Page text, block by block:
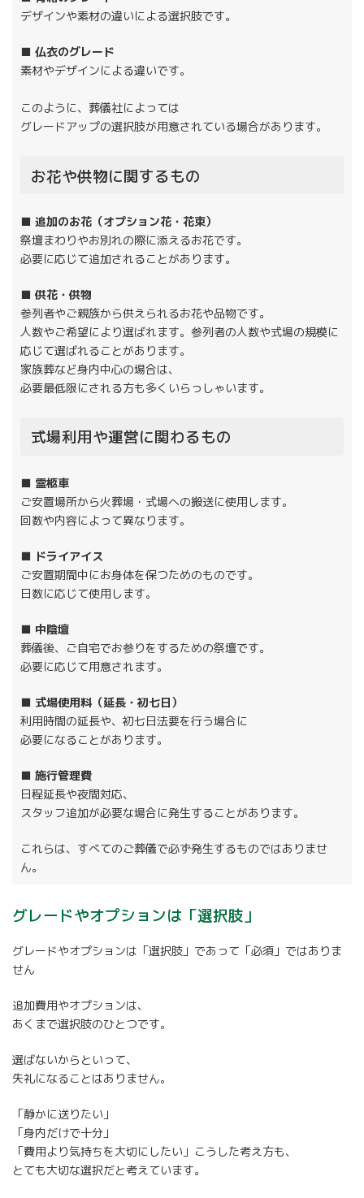
デザインや素材の違いによる選択肢です。
■ 仏衣のグレード
素材やデザインによる違いです。
このように、葬儀社によっては
グレードアップの選択肢が用意されている場合があります。
お花や供物に関するもの
■ 追加のお花（オプション花・花束）
祭壇まわりやお別れの際に添えるお花です。
必要に応じて追加されることがあります。
■ 供花・供物
参列者やご親族から供えられるお花や品物です。
人数やご希望により選ばれます。参列者の人数や式場の規模に
応じて選ばれることがあります。
家族葬など身内中心の場合は、
必要最低限にされる方も多くいらっしゃいます。
式場利用や運営に関わるもの
■ 霊柩車
ご安置場所から火葬場・式場への搬送に使用します。
回数や内容によって異なります。
■ ドライアイス
ご安置期間中にお身体を保つためのものです。
日数に応じて使用します。
■ 中陰壇
葬儀後、ご自宅でお参りをするための祭壇です。
必要に応じて用意されます。
■ 式場使用料（延長・初七日）
利用時間の延長や、初七日法要を行う場合に
必要になることがあります。
■ 施行管理費
日程延長や夜間対応、
スタッフ追加が必要な場合に発生することがあります。
これらは、すべてのご葬儀で必ず発生するものではありませ
ん。
グレードやオプションは「選択肢」
グレードやオプションは「選択肢」であって「必須」ではありま
せん
追加費用やオプションは、
あくまで選択肢のひとつです。
選ばないからといって、
失礼になることはありません。
「静かに送りたい」
「身内だけで十分」
「費用より気持ちを大切にしたい」こうした考え方も、
とても大切な選択だと考えています。